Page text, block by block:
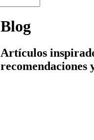
Blog
Artículos
recomendaciones